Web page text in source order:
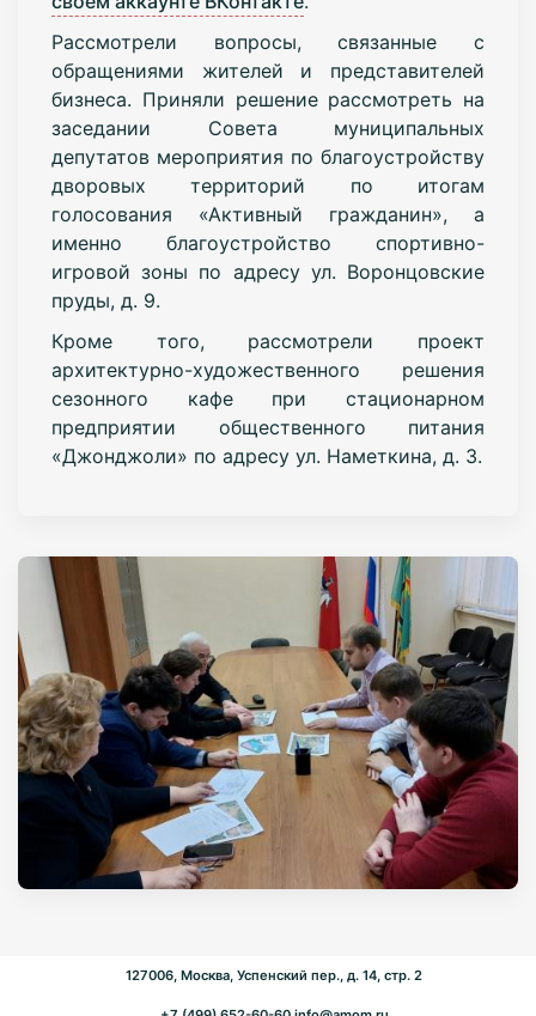
Рассмотрели вопросы, связанные с
обращениями жителей и представителей
бизнеса. Приняли решение рассмотреть на
заседании Совета муниципальных
депутатов мероприятия по благоустройству
дворовых территорий по итогам
голосования «Активный гражданин», а
именно благоустройство спортивно-
игровой зоны по адресу ул. Воронцовские
пруды, д. 9.
Кроме того, рассмотрели проект
архитектурно-художественного решения
сезонного кафе при стационарном
предприятии общественного питания
«Джонджоли» по адресу ул. Наметкина, д. 3.
127006, Москва, Успенский пер., д. 14, стр. 2